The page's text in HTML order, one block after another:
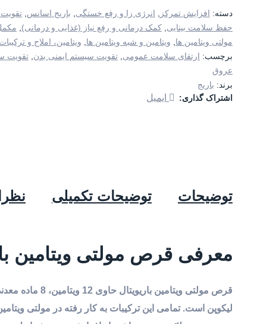
دسته: افزایش تمرکز انرژی زا و رفع خستگی باریج اسانس
حفظ سلامت بینایی کمک درمانی و رفع نیاز (غذایی و درمانی)
مولتی ویتامین ها
ویتامین و شبه ویتامین ها ویتامین، املاح و
برچسب: ارتقای سلامت عمومی تقویت سیستم ایمنی بدن تقویت
عروق
برند: باریج
اشتراک گذاری:
ایمیل
توضیحات توضیحات تکمیلی
معرفی قرص مولتی ویتامین
قرص مولتی
لیکوپن است. تمامی این ترکیبات به کار رفته در مولتی